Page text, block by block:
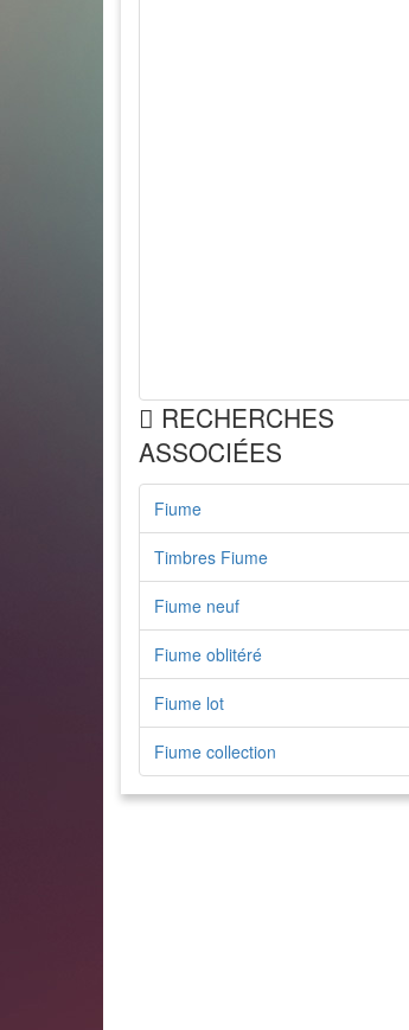
RECHERCHES
ASSOCIÉES
Fiume
Timbres Fiume
Fiume neuf
Fiume oblitéré
Fiume lot
Fiume collection